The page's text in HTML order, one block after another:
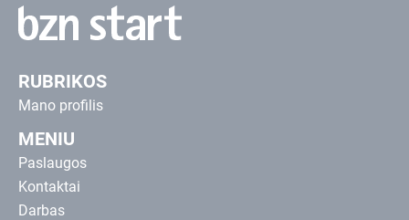
RUBRIKOS
Mano profilis
MENIU
Paslaugos
Kontaktai
Darbas